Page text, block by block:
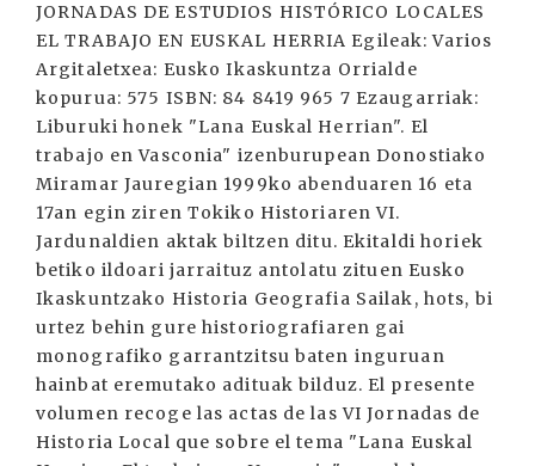
JORNADAS DE ESTUDIOS HISTÓRICO LOCALES
EL TRABAJO EN EUSKAL HERRIA Egileak: Varios
Argitaletxea: Eusko Ikaskuntza Orrialde
kopurua: 575 ISBN: 84 8419 965 7 Ezaugarriak:
Liburuki honek "Lana Euskal Herrian". El
trabajo en Vasconia" izenburupean Donostiako
Miramar Jauregian 1999ko abenduaren 16 eta
17an egin ziren Tokiko Historiaren VI.
Jardunaldien aktak biltzen ditu. Ekitaldi horiek
betiko ildoari jarraituz antolatu zituen Eusko
Ikaskuntzako Historia Geografia Sailak, hots, bi
urtez behin gure historiografiaren gai
monografiko garrantzitsu baten inguruan
hainbat eremutako adituak bilduz. El presente
volumen recoge las actas de las VI Jornadas de
Historia Local que sobre el tema "Lana Euskal